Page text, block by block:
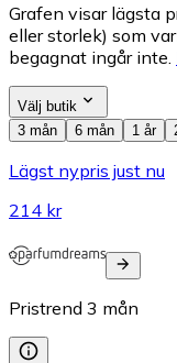
Grafen visar lägsta
eller storlek) som
begagnat ingår inte.
Välj butik
3 mån
6 mån 1 år
Lägst nypris just nu
214 kr
Pristrend 3 mån